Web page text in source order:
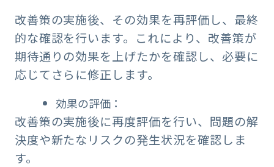
改善策の実施後、その効果を再評価し、最終
的な確認を行います。これにより、改善策が
期待通りの効果を上げたかを確認し、必要に
応じてさらに修正します。
効果の評価：
改善策の実施後に再度評価を行い、問題の解
決度や新たなリスクの発生状況を確認しま
す。